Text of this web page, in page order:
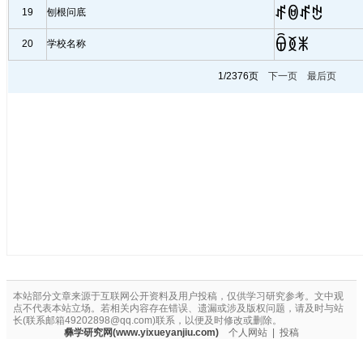
19 刨根问底 ꅲꇵꅲꏠ
20 学校名称 ꌶꅉꂓ
1/2376页 下一页 最后页
本站部分文章来源于互联网公开资料及用户投稿，仅供学习研究参考。文中观
点不代表本站立场。若相关内容存在错误、遗漏或涉及版权问题，请及时与站
长(联系邮箱49202898@qq.com)联系，以便及时修改或删除。
彝学研究网(www.yixueyanjiu.com)
个人网站
投稿